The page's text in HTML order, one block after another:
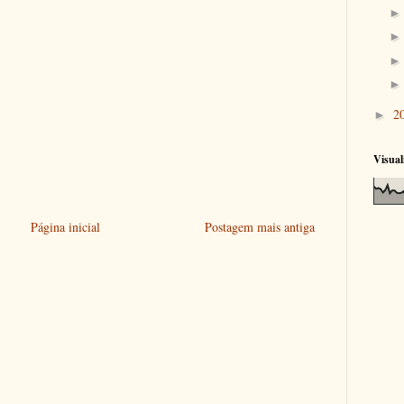
Postagem mais antiga
Página inicial
►
►
►
►
►